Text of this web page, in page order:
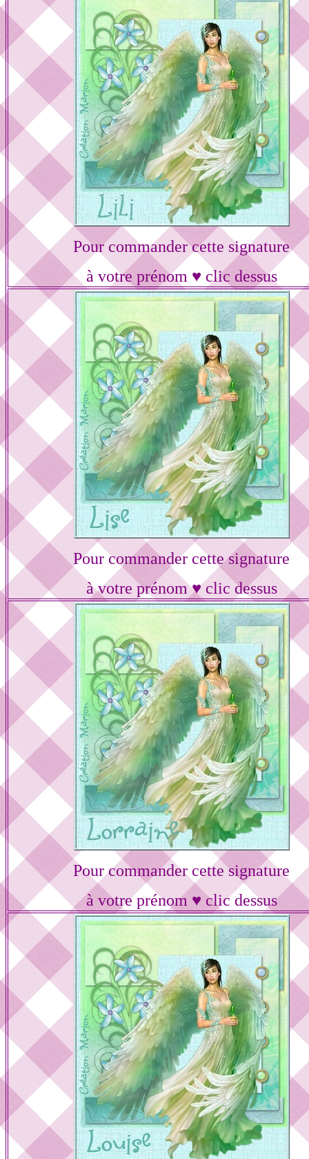
Pour commander cette signature
à votre prénom ♥ clic dessus
Pour commander cette signature
à votre prénom ♥ clic dessus
Pour commander cette signature
à votre prénom ♥ clic dessus